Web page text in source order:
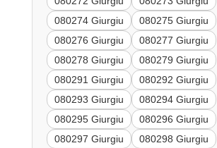
080274 Giurgiu
080275 Giurgiu
080276 Giurgiu
080277 Giurgiu
080278 Giurgiu
080279 Giurgiu
080291 Giurgiu
080292 Giurgiu
080293 Giurgiu
080294 Giurgiu
080295 Giurgiu
080296 Giurgiu
080297 Giurgiu
080298 Giurgiu